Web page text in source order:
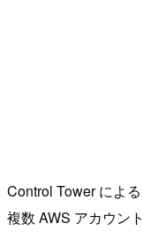
Control Tower によ
複数 AWS アカウン